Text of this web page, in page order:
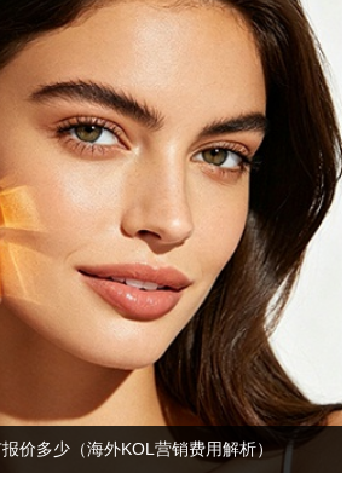
价多少（海外KOL营销费用解析）